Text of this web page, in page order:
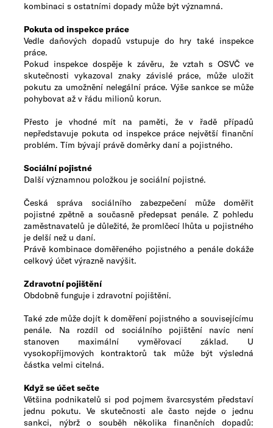
kombinaci s ostatními dopady může být významná.
Pokuta od inspekce práce
Vedle daňových dopadů vstupuje do hry také inspekce
práce.
Pokud inspekce dospěje k závěru, že vztah s OSVČ ve
skutečnosti vykazoval znaky závislé práce, může uložit
pokutu za umožnění nelegální práce. Výše sankce se může
pohybovat až v řádu milionů korun.
Přesto je vhodné mít na paměti, že v řadě případů
nepředstavuje pokuta od inspekce práce největší finanční
problém. Tím bývají právě doměrky daní a pojistného.
Sociální pojistné
Další významnou položkou je sociální pojistné.
Česká správa sociálního zabezpečení může doměřit
pojistné zpětně a současně předepsat penále. Z pohledu
zaměstnavatelů je důležité, že promlčecí lhůta u pojistného
je delší než u daní.
Právě kombinace doměřeného pojistného a penále dokáže
celkový účet výrazně navýšit.
Zdravotní pojištění
Obdobně funguje i zdravotní pojištění.
Také zde může dojít k doměření pojistného a souvisejícímu
penále. Na rozdíl od sociálního pojištění navíc není
stanoven maximální vyměřovací základ. U
vysokopříjmových kontraktorů tak může být výsledná
částka velmi citelná.
Když se účet sečte
Většina podnikatelů si pod pojmem švarcsystém představí
jednu pokutu. Ve skutečnosti ale často nejde o jednu
sankci, nýbrž o souběh několika finančních dopadů: